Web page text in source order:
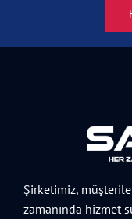
Şirketimiz,
zamanında hizmet